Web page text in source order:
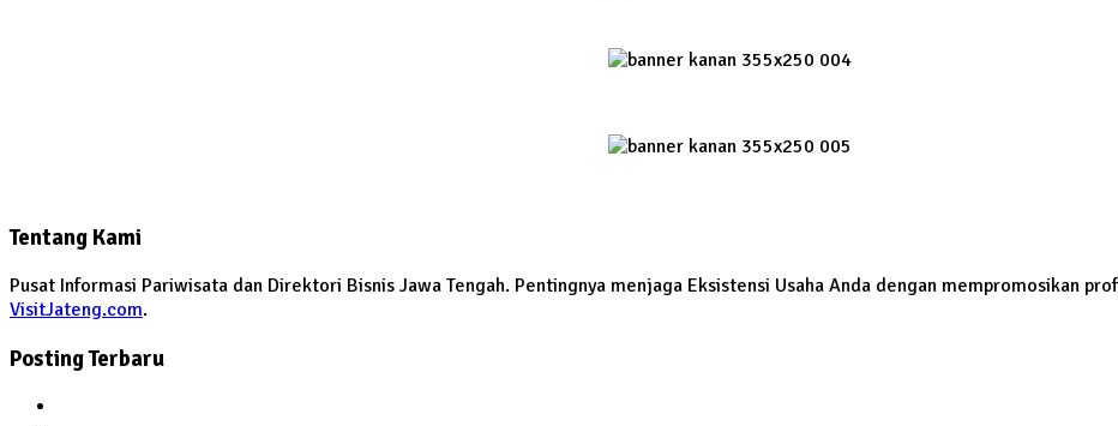
Tentang Kami
Pusat Informasi Pariwisata dan Direktori Bisnis Jawa Tengah. Pentingnya menjaga Eksistensi Usaha Anda dengan mempromosikan
VisitJateng.com.
Posting Terbaru